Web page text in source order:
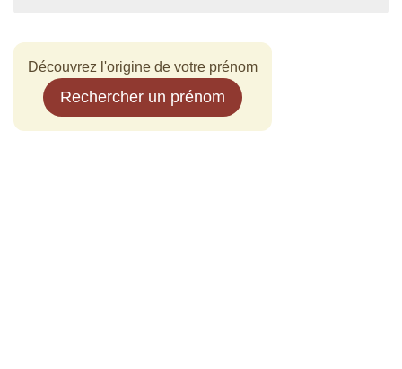
Découvrez l'origine de votre prénom
Rechercher un prénom